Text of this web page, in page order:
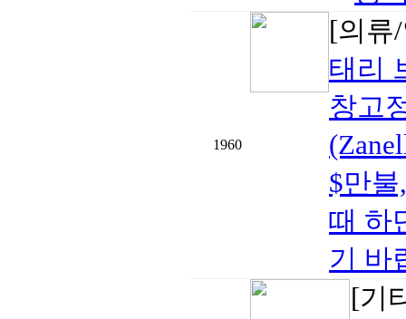
1960
[의류
태리
창고
$만
때 하
기 바
[기